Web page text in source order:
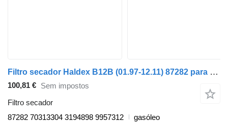
Filtro secador Haldex B12B (01.97-12.11) 87282 para autocarro Volvo B6, B7, B9, B10, B12 bus (1978-2011)
100,81 € Sem impostos
Filtro secador
87282 70313304 3194898 9957312
gasóleo